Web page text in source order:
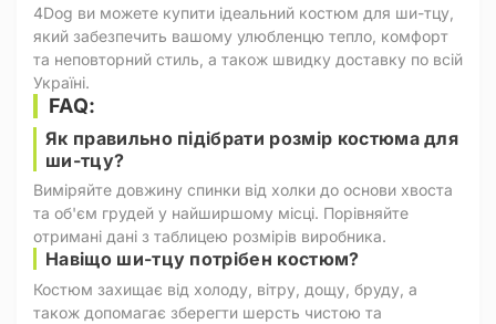
4Dog ви можете купити ідеальний костюм для ши-тцу,
який забезпечить вашому улюбленцю тепло, комфорт
та неповторний стиль, а також швидку доставку по всій
Україні.
FAQ:
Як правильно підібрати розмір костюма для
ши-тцу?
Виміряйте довжину спинки від холки до основи хвоста
та об'єм грудей у найширшому місці. Порівняйте
отримані дані з таблицею розмірів виробника.
Навіщо ши-тцу потрібен костюм?
Костюм захищає від холоду, вітру, дощу, бруду, а
також допомагає зберегти шерсть чистою та